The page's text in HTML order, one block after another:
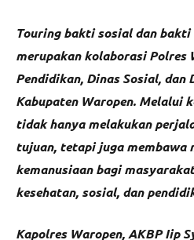
Touring bakti sosial dan bakti
merupakan kolaborasi Polres
Pendidikan, Dinas Sosial, dan
Kabupaten Waropen. Melalui
tidak hanya melakukan
tujuan, tetapi juga membawa
kemanusiaan bagi
kesehatan, sosial, dan
Kapolres Waropen, AKBP Iip